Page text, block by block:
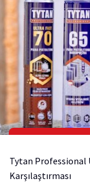
Tytan Professional
Karşılaştırması